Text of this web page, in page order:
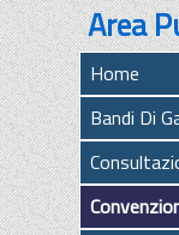
Area
Home
Bandi Di